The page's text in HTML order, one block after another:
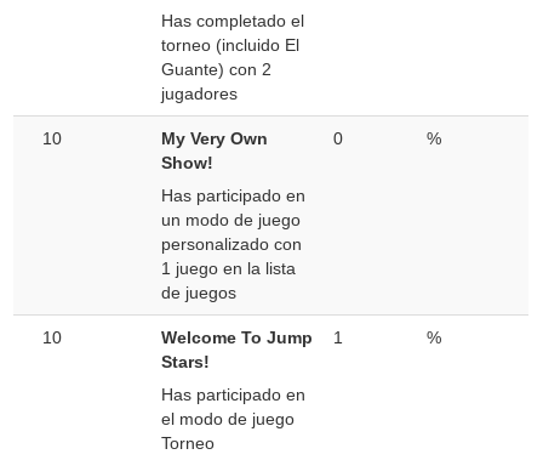
Has completado el
torneo (incluido El
Guante) con 2
jugadores
10
My Very Own
Show!
Has participado en
un modo de juego
personalizado con
1 juego en la lista
de juegos
0 %
10
Welcome To Jump
Stars!
Has participado en
el modo de juego
Torneo
1 %